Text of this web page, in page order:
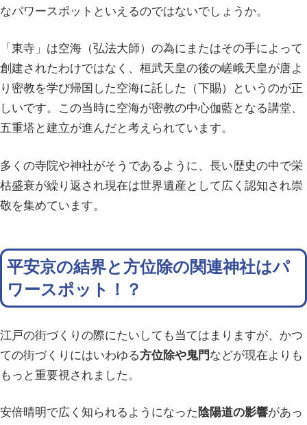
なパワースポットといえるのではないでしょうか。
「東寺」は空海（弘法大師）の為にまたはその手によって
創建されたわけではなく、桓武天皇の後の嵯峨天皇が唐よ
り密教を学び帰国した空海に託した（下賜）というのが正
しいです。この当時に空海が密教の中心伽藍となる講堂、
五重塔と建立が進んだと考えられています。
多くの寺院や神社がそうであるように、長い歴史の中で栄
枯盛衰が繰り返され現在は世界遺産として広く認知され崇
敬を集めています。
平安京の結界と方位除の関連神社はパ
ワースポット！？
江戸の街づくりの際にたいしても当てはまりますが、かつ
ての街づくりにはいわゆる方位除や鬼門などが現在よりも
もっと重要視されました。
安倍晴明で広く知られるようになった 陰陽道の影響があっ